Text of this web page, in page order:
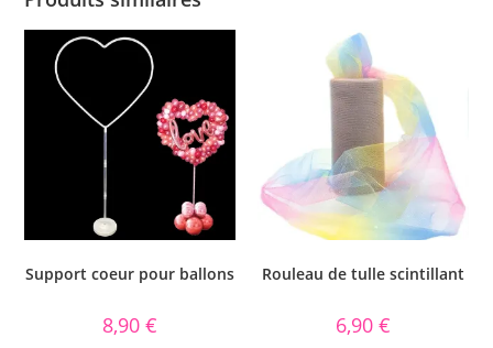
Support coeur pour ballons
8,90€
Rouleau de tulle scintillant
6,90 €